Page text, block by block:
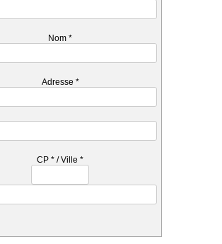
Nom *
Adresse *
CP * / Ville *